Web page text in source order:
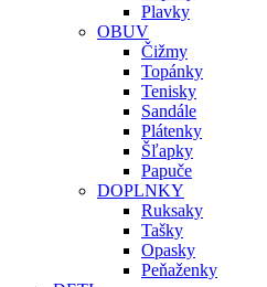
Plavky
OBUV
Čižmy
Topánky
Tenisky
Sandále
Plátenky
Šľapky
Papuče
DOPLNKY
Ruksaky
Tašky
Opasky
Peňaženky